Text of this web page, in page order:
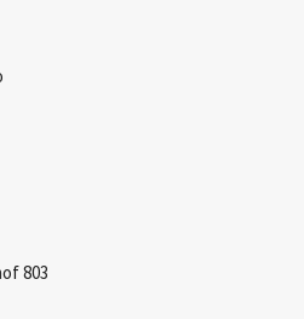
803